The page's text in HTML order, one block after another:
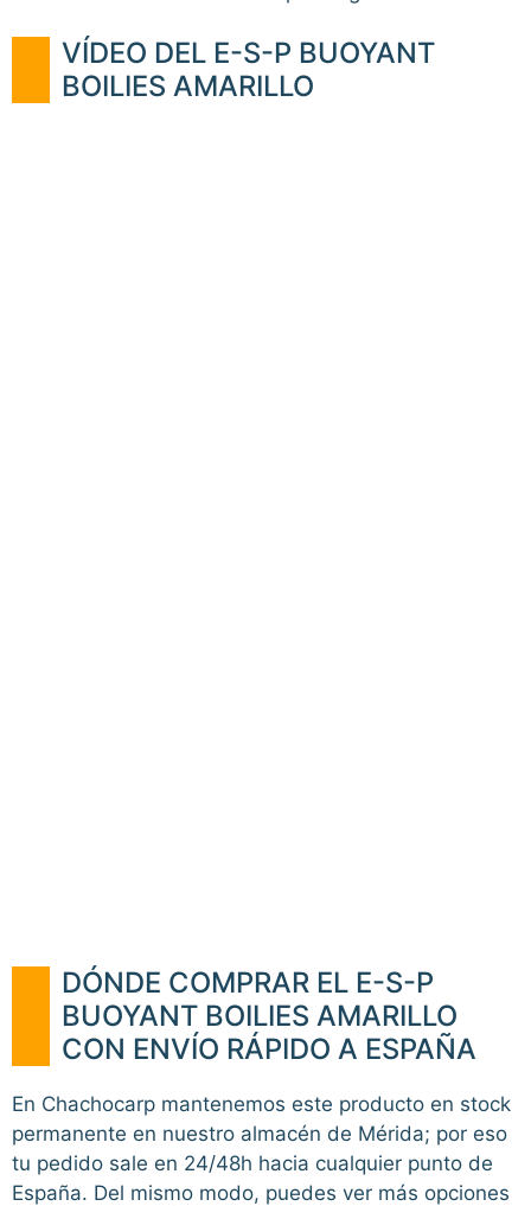
VÍDEO DEL E-S-P BUOYANT
BOILIES AMARILLO
DÓNDE COMPRAR EL E-S-P
BUOYANT BOILIES AMARILLO
CON ENVÍO RÁPIDO A ESPAÑA
En Chachocarp mantenemos este producto en stock
permanente en nuestro almacén de Mérida; por eso
tu pedido sale en 24/48h hacia cualquier punto de
España. Del mismo modo, puedes ver más opciones